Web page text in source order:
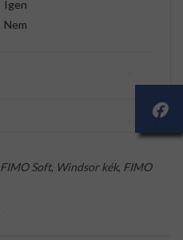
Igen
Nem
FIMO Soft, Windsor kék, FIMO